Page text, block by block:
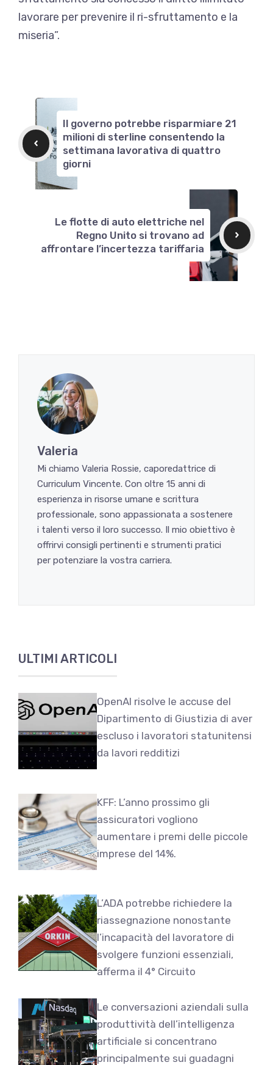
lavorare per prevenire il ri-sfruttamento e la
miseria”.
Il governo potrebbe risparmiare 21
milioni di sterline consentendo la
settimana lavorativa di quattro
giorni
Le flotte di auto elettriche nel
Regno Unito si trovano ad
affrontare l’incertezza tariffaria
Valeria
Mi chiamo Valeria Rossie, caporedattrice di
Curriculum Vincente. Con oltre 15 anni di
esperienza in risorse umane e scrittura
professionale, sono appassionata a sostenere
i talenti verso il loro successo. Il mio obiettivo è
offrirvi consigli pertinenti e strumenti pratici
per potenziare la vostra carriera.
ULTIMI ARTICOLI
OpenAI risolve le accuse del
Dipartimento di Giustizia di aver
escluso i lavoratori statunitensi
da lavori redditizi
KFF: L’anno prossimo gli
assicuratori vogliono
aumentare i premi delle piccole
imprese del 14%.
L’ADA potrebbe richiedere la
riassegnazione nonostante
l’incapacità del lavoratore di
svolgere funzioni essenziali,
afferma il 4° Circuito
Le conversazioni aziendali sulla
produttività dell’intelligenza
artificiale si concentrano
principalmente sui guadagni